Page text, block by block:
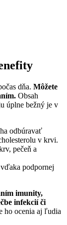
dňa. Môžete
Obsah
úplne bežný je v
odbúravať
v krvi.
pečeň a
podpornej
imunity,
infekcií či
ho ocenia aj ľudia